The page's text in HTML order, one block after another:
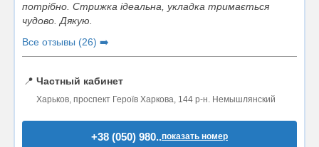
потрібно. Стрижка ідеальна, укладка тримається
чудово. Дякую.
Все отзывы (26) ➡️
📍 Частный кабинет
Харьков, проспект Героїв Харкова, 144 р-н. Немышлянский
+38 (050) 980..показать номер